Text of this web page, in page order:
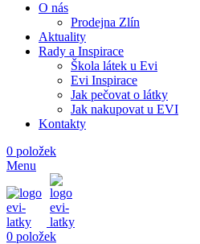
O nás
Prodejna Zlín
Aktuality
Rady a Inspirace
Škola látek u Evi
Evi Inspirace
Jak pečovat o látky
Jak nakupovat u EVI
Kontakty
0 položek
Menu
0 položek